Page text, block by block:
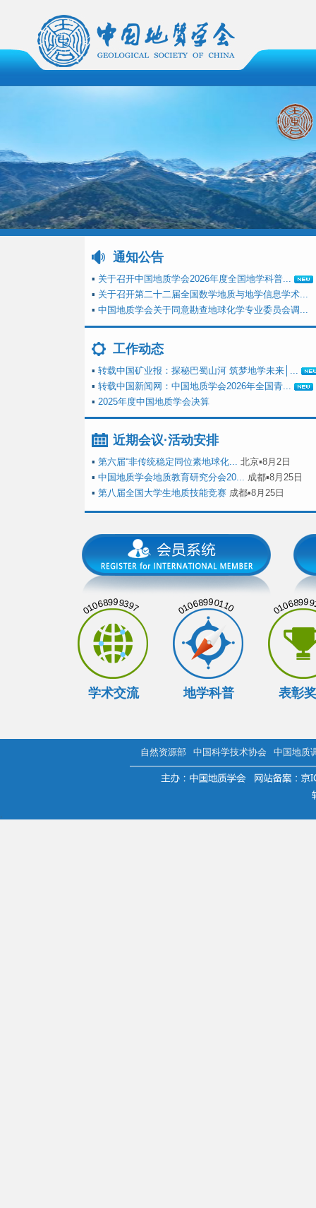
通知公告
▪ 关于召开中国地质学会2026年度全国地学科普...
▪ 关于召开第二十二届全国数学地质与地学信息学术...
▪ 中国地质学会关于同意勘查地球化学专业委员会调...
工作动态
▪ 转载中国矿业报：探秘巴蜀山河 筑梦地学未来│...
▪ 转载中国新闻网：中国地质学会2026年全国青...
▪ 2025年度中国地质学会决算
近期会议·活动安排
▪ 第六届“非传统稳定同位素地球化... 北京▪8月2日
▪ 中国地质学会地质教育研究分会20... 成都▪8月25日
▪ 第八届全国大学生地质技能竞赛 成都▪8月25日
01068999397
学术交流
01068990110
地学科普 表彰
自然资源部 中国科学技术协会 中国地质
.